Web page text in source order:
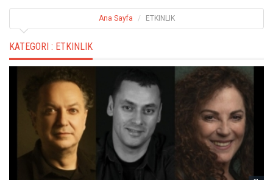
Ana Sayfa ETKINLIK
KATEGORI : ETKINLIK